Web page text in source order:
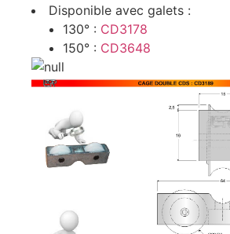
Disponible avec galets :
130° : CD3178
150° : CD3648